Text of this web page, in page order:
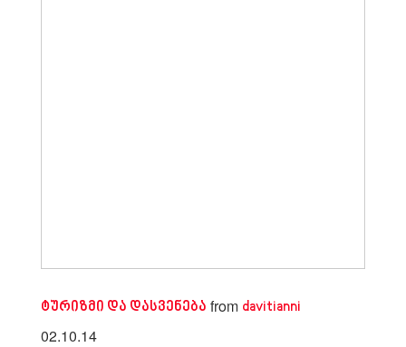
ტურიზმი და დასვენება from davitianni
02.10.14